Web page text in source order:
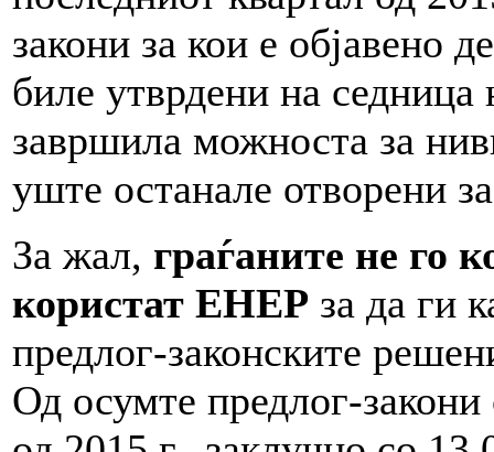
закони за кои е објавено
биле утврдени на
завршила можноста за
уште останале отворени
За жал, граѓаните не го
користат ЕНЕР за да ги
предлог-законските
Од осумте предлог-закони